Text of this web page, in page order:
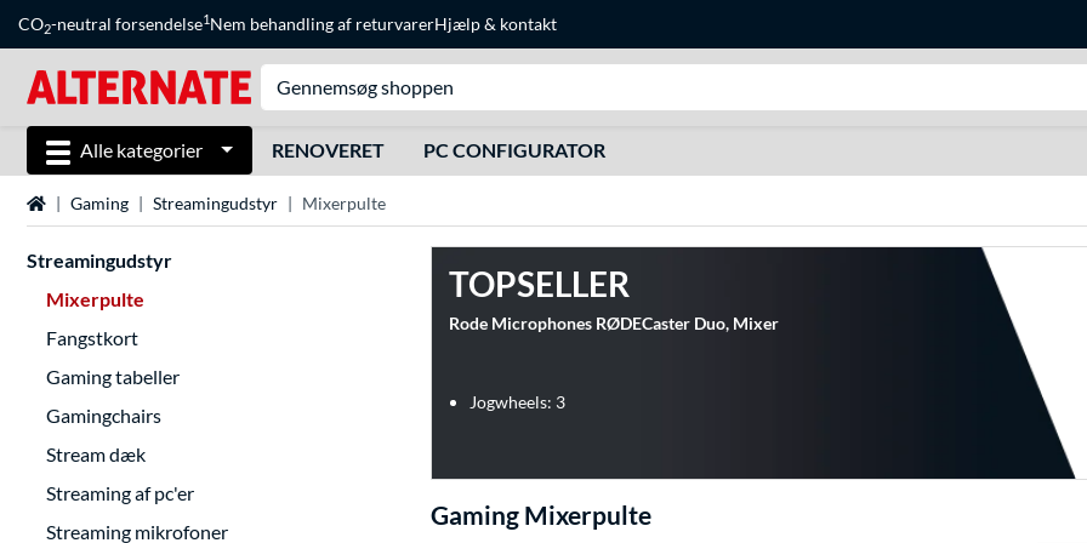
CO2-neutral forsendelse1Nem behandling af returvarerHjælp& kontakt
Alle kategorier RENOVERET PC CONFIGURATOR
StartsideGaming Streamingudstyr Mixerpulte
Streamingudstyr
Mixerpulte
Fangstkort
Gaming tabeller
Gamingchairs
Stream dæk
Streaming af pc'er
Streaming mikrofoner
TOPSELLER
Rode Microphones RØDECaster Duo, Mixer
Jogwheels: 3
Gaming Mixerpulte